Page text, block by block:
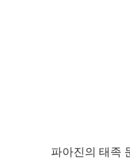
파아진의 태족